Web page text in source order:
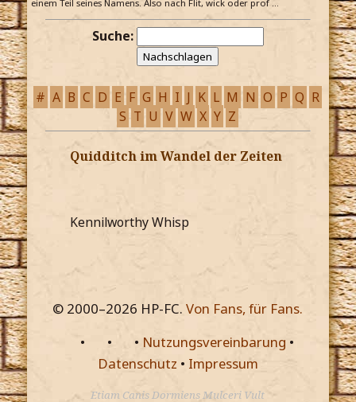
einem Teil seines Namens. Also nach Flit, wick oder prof …
Suche:
# A B C D E F G H I J K L M N O P Q R
S T U V W X Y Z
Quidditch im Wandel der Zeiten
Kennilworthy Whisp
© 2000–2026 HP-FC.Von Fans, für Fans.
•
• • Nutzungsvereinbarung •
Datenschutz • Impressum
Etiam Canis Dormiens Mulceri Vult